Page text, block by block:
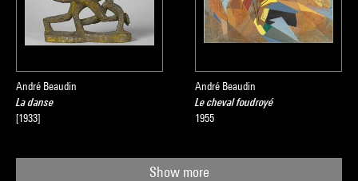
André Beaudin
La danse
[1933]
André Beaudin
Le cheval foudroyé
1955
Show more